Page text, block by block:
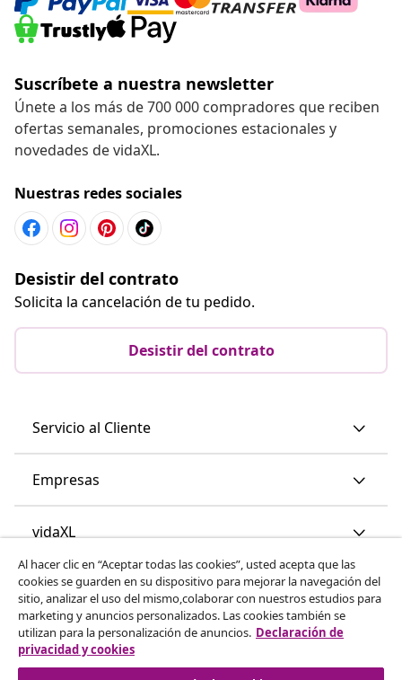
Suscríbete a nuestra newsletter
Únete a los más de 700 000 compradores que reciben
ofertas semanales, promociones estacionales y
novedades de vidaXL.
Nuestras redes sociales
Desistir del contrato
Solicita la cancelación de tu pedido.
Desistir del contrato
Servicio al Cliente
Empresas
vidaXL
Descubre mas
Al hacer clic en “Aceptar todas las cookies”, usted acepta que las
cookies se guarden en su dispositivo para mejorar la navegación del
sitio, analizar el uso del mismo,colaborar con nuestros estudios para
marketing y anuncios personalizados. Las cookies también se
utilizan para la personalización de anuncios. Declaración de
privacidad y cookies